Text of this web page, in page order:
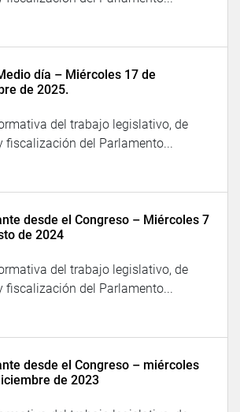
día – Miércoles 17 de
de 2025.
del trabajo legislativo, de
fiscalización del Parlamento...
desde el Congreso – Miércoles 7
de 2024
del trabajo legislativo, de
fiscalización del Parlamento...
desde el Congreso – miércoles
de 2023